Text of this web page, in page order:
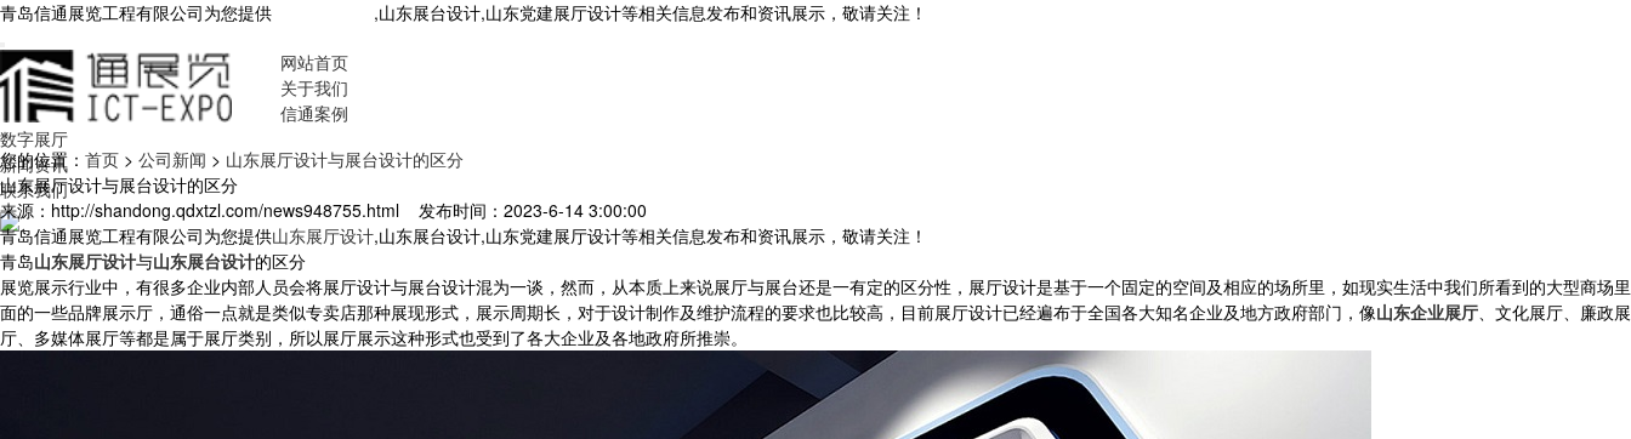
青岛信通展览工程有限公司为您提供 ,山东展台设计,山东党建展厅设计等相关信息发布和资讯展示，敬请关注！
网站首页
关于我们
信通案例
数字展厅
新闻资讯
联系我们
您的位置： 首页 > 公司新闻 > 山东展厅设计与展台设计的区分
山东展厅设计与展台设计的区分
来源：http://shandong.qdxtzl.com/news948755.html 发布时间：2023-6-14 3:00:00
青岛信通展览工程有限公司为您提供山东展厅设计,山东展台设计,山东党建展厅设计等相关信息发布和资讯展示，敬请关注！
青岛山东展厅设计与山东展台设计的区分
展览展示行业中，有很多企业内部人员会将展厅设计与展台设计混为一谈，然而，从本质上来说展厅与展台还是一有定的区分性，展厅设计是基于一个固定的空间及相应的场所里，如现实生活中我们所看到的大型商场里
面的一些品牌展示厅，通俗一点就是类似专卖店那种展现形式，展示周期长，对于设计制作及维护流程的要求也比较高，目前展厅设计已经遍布于全国各大知名企业及地方政府部门，像山东企业展厅、文化展厅、廉政展
厅、多媒体展厅等都是属于展厅类别，所以展厅展示这种形式也受到了各大企业及各地政府所推崇。